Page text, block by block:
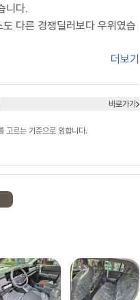
니다.
다른 경쟁딜러보다 우위였습
이용하던 차에 만기일이 도래하
러가 최고였습니다.
트 서류를 모두 전달하고 장기
에 차량 색상을 보러 자동차 대
맡아서 잘 해주어 너무 감사했
칭찬하고 추천드립니다.
면 반드시 후회 안하리라 봅니
세요.^^
더보기
바로가기
고르는 기준으로 임합니다.